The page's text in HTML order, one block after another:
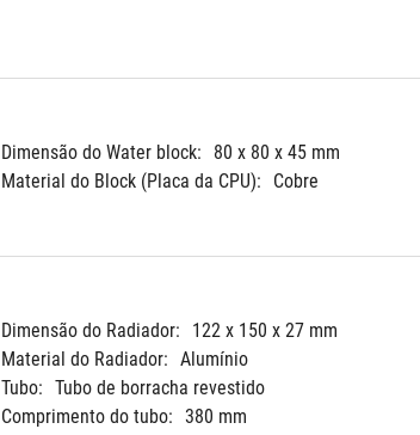
Dimensão do Water block:
80 x 80 x 45 mm
Material do Block (Placa da CPU):
Cobre
Dimensão do Radiador:
122 x 150 x 27 mm
Material do Radiador: Alumínio
Tubo: Tubo de borracha revestido
Comprimento do tubo: 380 mm